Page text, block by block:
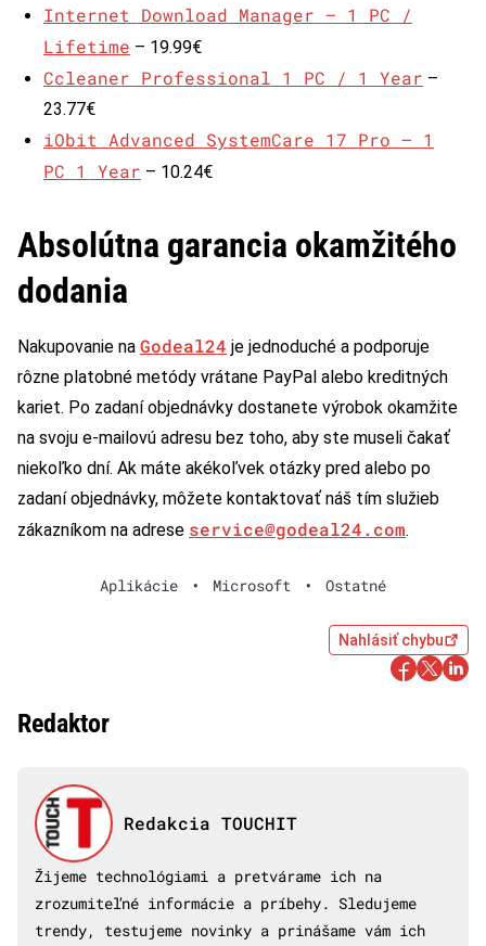
Internet Download Manager – 1 PC /
Lifetime – 19.99€
Ccleaner Professional 1 PC / 1 Year –
23.77€
iObit Advanced SystemCare 17 Pro – 1
PC 1 Year – 10.24€
Absolútna garancia okamžitého
dodania
Nakupovanie na Godeal24 je jednoduché a podporuje
rôzne platobné metódy vrátane PayPal alebo kreditných
kariet. Po zadaní objednávky dostanete výrobok okamžite
na svoju e-mailovú adresu bez toho, aby ste museli čakať
niekoľko dní. Ak máte akékoľvek otázky pred alebo po
zadaní objednávky, môžete kontaktovať náš tím služieb
zákazníkom na adrese service@godeal24.com.
Aplikácie • Microsoft • Ostatné
Nahlásiť chybu
Redaktor
Redakcia TOUCHIT
Žijeme technológiami a pretvárame ich na
zrozumiteľné informácie a príbehy. Sledujeme
trendy, testujeme novinky a prinášame vám ich